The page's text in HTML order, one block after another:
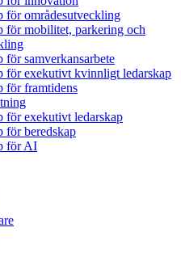
för områdesutveckling
för mobilitet, parkering och
för samverkansarbete
för exekutivt kvinnligt ledarskap
för framtidens
för exekutivt ledarskap
för beredskap
för AI